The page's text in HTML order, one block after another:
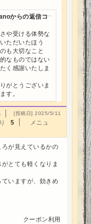
からの返信コ
や受ける体勢な
ただいたほう
も大切なこと
なものではない
く感謝いたしま
がとうございま
す。
[投稿日] 2025/5/11
5
メニュ
が見えているかの
とても軽くなりま
いますが、効きめ
クーポン利用